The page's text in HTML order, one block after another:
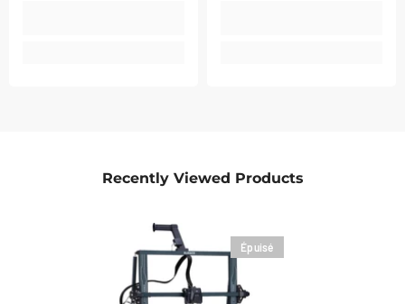
Recently Viewed Products
Épuisé